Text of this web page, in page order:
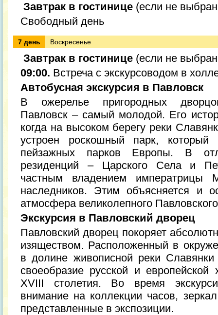
Завтрак в гостинице (если не
Свободный день
7 день Воскресенье
Завтрак в гостинице (если не
09:00. Встреча с экскурсоводом в
Автобусная экскурсия в Павловск
В ожерелье пригородных
Павловск – самый молодой. Его
когда на высоком берегу реки
устроен роскошный парк,
пейзажных парков Европы. В
резиденций – Царского Села и
частным владением
наследников. Этим объясняется и
атмосфера великолепного
Экскурсия в Павловский дворец
Павловский дворец покоряет
изяществом. Расположенный в
в долине живописной реки
своеобразие русской и европейской
XVIII столетия. Во время
внимание на коллекции часов,
представленные в экспозиции.